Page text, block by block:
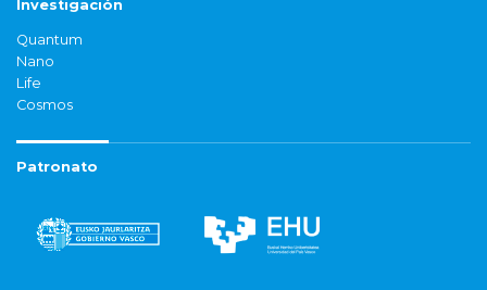
Investigación
Quantum
Nano
Life
Cosmos
Patronato